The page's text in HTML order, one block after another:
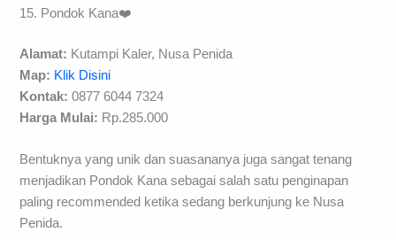
15. Pondok Kana❤️
Alamat: Kutampi Kaler, Nusa Penida
Map: Klik Disini
Kontak: 0877 6044 7324
Harga Mulai: Rp.285.000
Bentuknya yang unik dan suasananya juga sangat tenang
menjadikan Pondok Kana sebagai salah satu penginapan
paling recommended ketika sedang berkunjung ke Nusa
Penida.